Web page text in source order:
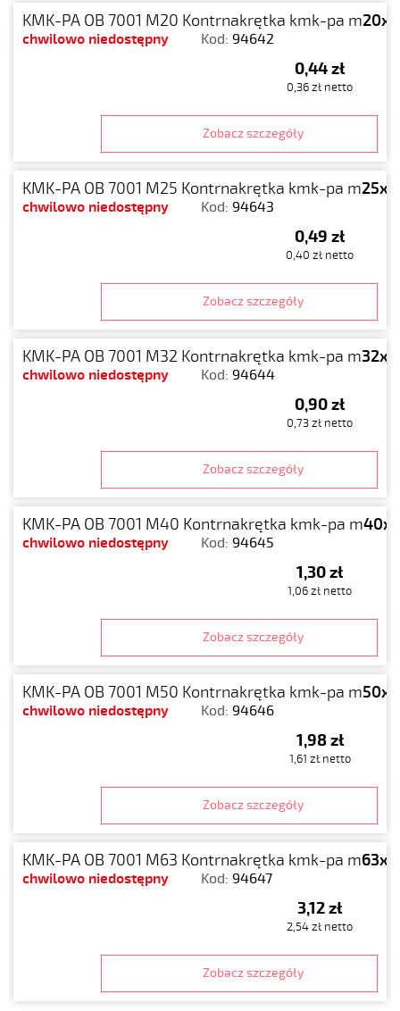
KMK-PA OB 7001 M20 Kontrnakrętka kmk-pa m
chwilowo niedostępny Kod: 94642
0,44 zł
0,36 zł netto
Zobacz szczegóły
KMK-PA OB 7001 M25 Kontrnakrętka kmk-pa m
chwilowo niedostępny Kod: 94643
0,49 zł
0,40 zł netto
Zobacz szczegóły
KMK-PA OB 7001 M32 Kontrnakrętka kmk-pa m
chwilowo niedostępny Kod: 94644
0,90 zł
0,73 zł netto
Zobacz szczegóły
KMK-PA OB 7001 M40 Kontrnakrętka kmk-pa m
chwilowo niedostępny Kod: 94645
1,30 zł
1,06 zł netto
Zobacz szczegóły
KMK-PA OB 7001 M50 Kontrnakrętka kmk-pa m
chwilowo niedostępny Kod: 94646
1,98 zł
1,61 zł netto
Zobacz szczegóły
KMK-PA OB 7001 M63 Kontrnakrętka kmk-pa m
chwilowo niedostępny Kod: 94647
3,12 zł
2,54 zł netto
Zobacz szczegóły